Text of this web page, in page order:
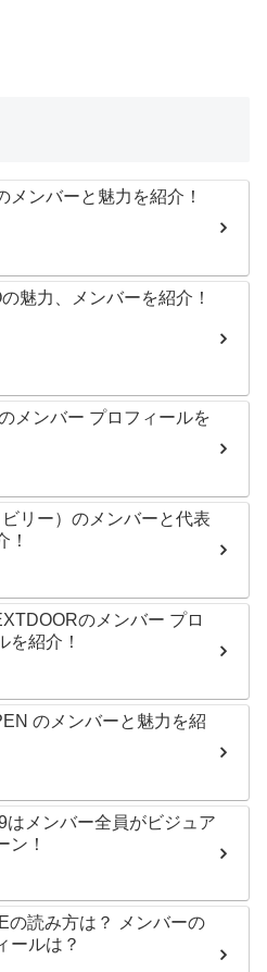
メンバーと魅力を紹介！
魅力、メンバーを紹介！
メンバー プロフィールを
リー）のメンバーと代表
！
のメンバー プロ
を紹介！
のメンバーと魅力を紹
はメンバー全員がビジュア
ン！
の読み方は？ メンバーの
ールは？